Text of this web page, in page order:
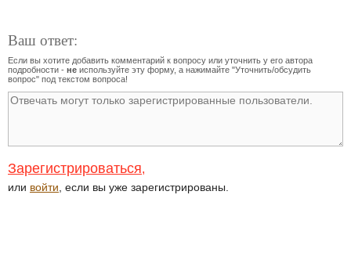
Ваш ответ:
Если вы хотите добавить комментарий к вопросу или уточнить у его автора
подробности - не используйте эту форму, а нажимайте "Уточнить/обсудить
вопрос" под текстом вопроса!
Зарегистрироваться,
или войти , если вы уже зарегистрированы.